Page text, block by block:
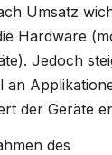
Umsatz
Hardware
Jedoch
an
der Geräte
des